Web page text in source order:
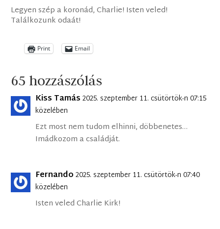
Legyen szép a koronád, Charlie! Isten veled!
Találkozunk odaát!
Print Email
65 hozzászólás
Kiss Tamás 2025. szeptember 11. csütörtök-n 07:15
közelében
Ezt most nem tudom elhinni, döbbenetes…
Imádkozom a családját.
Fernando 2025. szeptember 11. csütörtök-n 07:40
közelében
Isten veled Charlie Kirk!